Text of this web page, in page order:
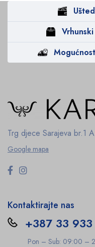
Trg djece Sarajeva br.1
Google mapa
Kontaktirajte nas
+387 33
Pon – Sub: 09:00 –